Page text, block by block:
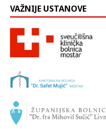
VAŽNIJE USTANOVE